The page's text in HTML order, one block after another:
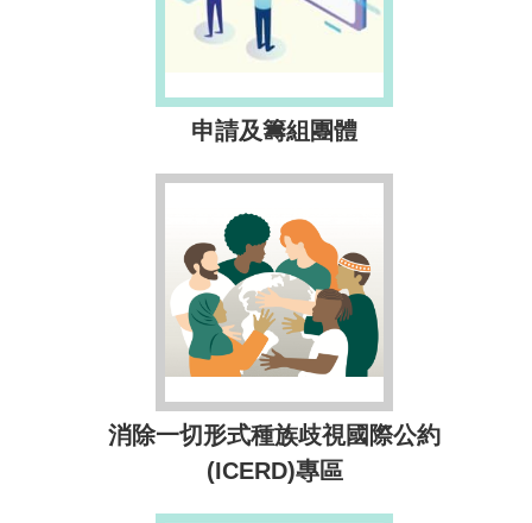
申請及籌組團體
消除一切形式種族歧視國際公約
(ICERD)專區